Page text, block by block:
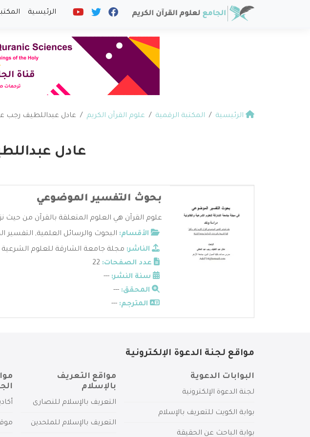
الرئيسية
الرئيسية المكتبة الرقمية علوم القرآن الكريم عادل عبداللطيف رجب
عادل
بحوث التفسير الموضوعي
علوم القرآن هي العلوم المتعلقة بالقرآن من حيث
الأقسام: البحوث والرسائل العلمية, التفسير
الناشر: مجلة جامعة الشارقة للعلوم الشرعية
عدد الصفحات:
سنة النشر: ---
المحقق: ---
المترجم: ---
مواقع لجنة الدعوة الإلكترونية
البوابات الدعوية
لجنة الدعوة الإلكترونية
بوابة الكويت للتعريف بالإسلام
بوابة الباحث عن الحقيقة
مواقع التعريف
بالإسلام
التعريف بالإسلام للنصارى
التعريف بالإسلام للملحدين